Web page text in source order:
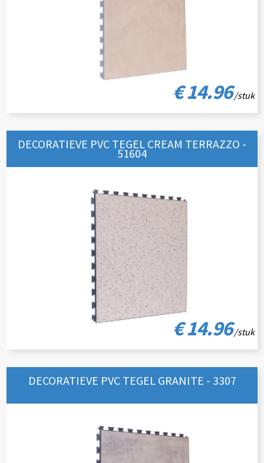
€ 14.96/stuk
DECORATIEVE PVC TEGEL CREAM TERRAZZO -
51604
€ 14.96/stuk
DECORATIEVE PVC TEGEL GRANITE - 3307